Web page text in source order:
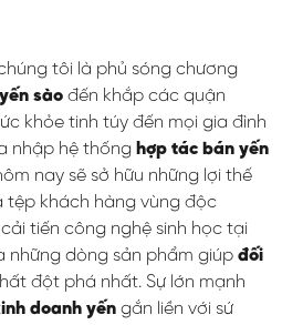
tôi là phủ sóng chương
sào đến khắp các quận
khỏe tinh túy đến mọi gia đình
nhập hệ thống hợp tác bán yến
nay sẽ sở hữu những lợi thế
tệp khách hàng vùng độc
tiến công nghệ sinh học tại
những dòng sản phẩm giúp đối
đột phá nhất. Sự lớn mạnh
doanh yến gắn liền với sứ